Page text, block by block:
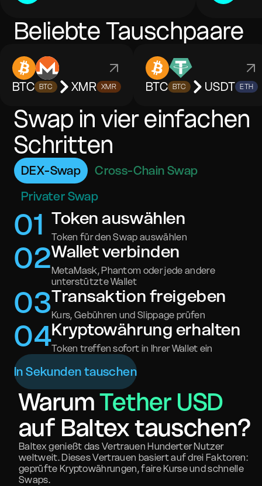
Beliebte Tauschpaare
BTC BTC XMR XMR BTC BTC USDT ETH
Swap in vier einfachen
Schritten
DEX-Swap
Cross-Chain Swap
Privater Swap
01 Token auswählen
Token für den Swap auswählen
02Wallet verbinden
MetaMask, Phantom oder jede andere
unterstützte Wallet
03Transaktion freigeben
Kurs, Gebühren und Slippage prüfen
04Kryptowährung erhalten
Token treffen sofort in Ihrer Wallet ein
In Sekunden tauschen
WarumTether USD
auf Baltex tauschen?
Baltex genießt das Vertrauen Hunderter Nutzer
weltweit. Dieses Vertrauen basiert auf drei Faktoren:
geprüfte Kryptowährungen, faire Kurse und schnelle
Swaps.